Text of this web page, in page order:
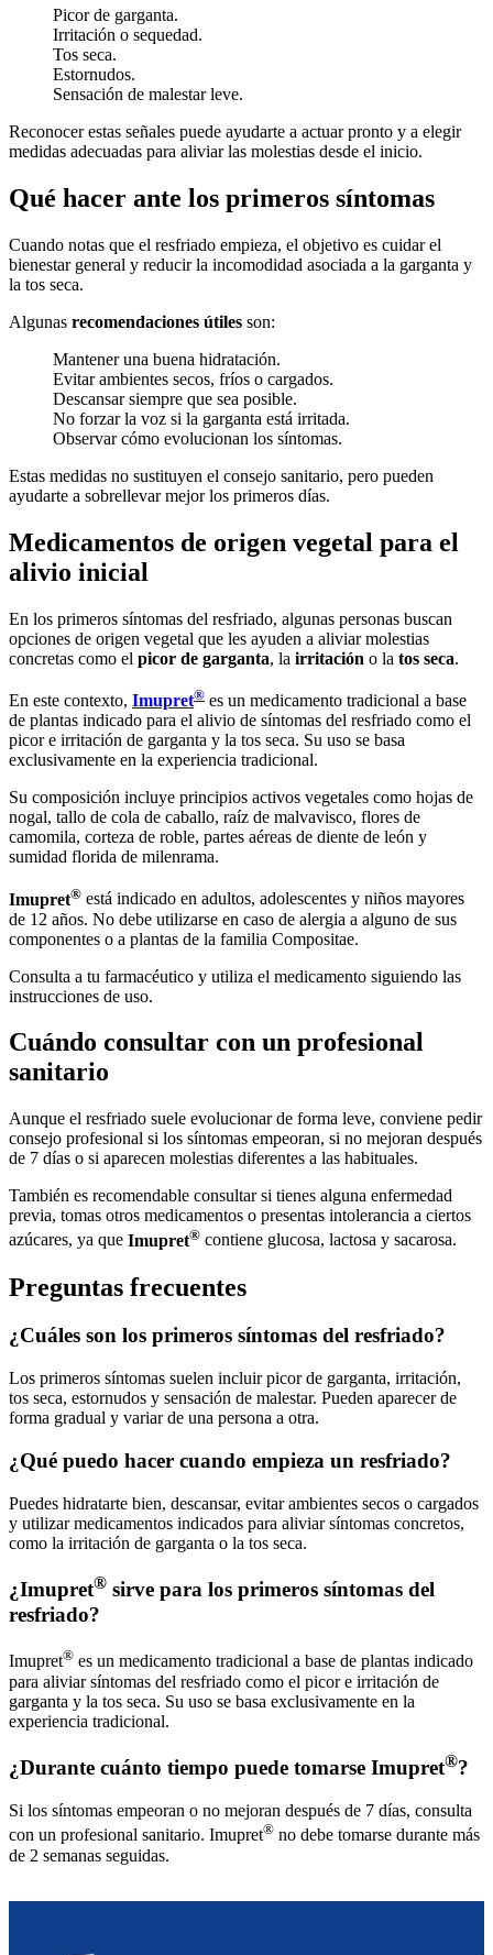
Picor de garganta.
Irritación o sequedad.
Tos seca.
Estornudos.
Sensación de malestar leve.
Reconocer estas señales puede ayudarte a actuar pronto y a elegir
medidas adecuadas para aliviar las molestias desde el inicio.
Qué hacer ante los primeros síntomas
Cuando notas que el resfriado empieza, el objetivo es cuidar el
bienestar general y reducir la incomodidad asociada a la garganta y
la tos seca.
Algunas recomendaciones útiles son:
Mantener una buena hidratación.
Evitar ambientes secos, fríos o cargados.
Descansar siempre que sea posible.
No forzar la voz si la garganta está irritada.
Observar cómo evolucionan los síntomas.
Estas medidas no sustituyen el consejo sanitario, pero pueden
ayudarte a sobrellevar mejor los primeros días.
Medicamentos de origen vegetal para el
alivio inicial
En los primeros síntomas del resfriado, algunas personas buscan
opciones de origen vegetal que les ayuden a aliviar molestias
concretas como el picor de garganta, la irritación o la tos seca.
En este contexto, Imupret® es un medicamento tradicional a base
de plantas indicado para el alivio de síntomas del resfriado como el
picor e irritación de garganta y la tos seca. Su uso se basa
exclusivamente en la experiencia tradicional.
Su composición incluye principios activos vegetales como hojas de
nogal, tallo de cola de caballo, raíz de malvavisco, flores de
camomila, corteza de roble, partes aéreas de diente de león y
sumidad florida de milenrama.
Imupret® está indicado en adultos, adolescentes y niños mayores
de 12 años. No debe utilizarse en caso de alergia a alguno de sus
componentes o a plantas de la familia Compositae.
Consulta a tu farmacéutico y utiliza el medicamento siguiendo las
instrucciones de uso.
Cuándo consultar con un profesional
sanitario
Aunque el resfriado suele evolucionar de forma leve, conviene pedir
consejo profesional si los síntomas empeoran, si no mejoran después
de 7 días o si aparecen molestias diferentes a las habituales.
También es recomendable consultar si tienes alguna enfermedad
previa, tomas otros medicamentos o presentas intolerancia a ciertos
azúcares, ya que Imupret® contiene glucosa, lactosa y sacarosa.
Preguntas frecuentes
¿Cuáles son los primeros síntomas del resfriado?
Los primeros síntomas suelen incluir picor de garganta, irritación,
tos seca, estornudos y sensación de malestar. Pueden aparecer de
forma gradual y variar de una persona a otra.
¿Qué puedo hacer cuando empieza un resfriado?
Puedes hidratarte bien, descansar, evitar ambientes secos o cargados
y utilizar medicamentos indicados para aliviar síntomas concretos,
como la irritación de garganta o la tos seca.
¿Imupret® sirve para los primeros síntomas del
resfriado?
Imupret® es un medicamento tradicional a base de plantas indicado
para aliviar síntomas del resfriado como el picor e irritación de
garganta y la tos seca. Su uso se basa exclusivamente en la
experiencia tradicional.
¿Durante cuánto tiempo puede tomarse Imupret®?
Si los síntomas empeoran o no mejoran después de 7 días, consulta
con un profesional sanitario. Imupret® no debe tomarse durante más
de 2 semanas seguidas.